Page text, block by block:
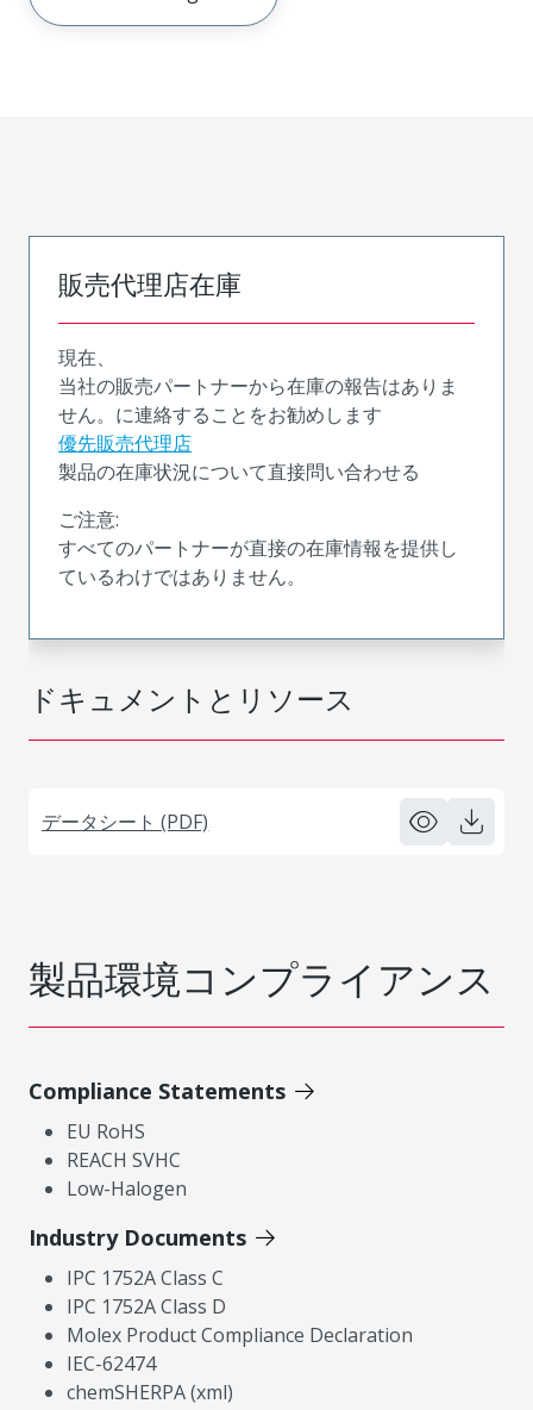
ドキュメントとリソース
データシート (PDF)
販売代理店在庫
現在、
当社の販売パートナーから在庫の報告はありま
せん。に連絡することをお勧めします
優先販売代理店
製品の在庫状況について直接問い合わせる
ご注意:
すべてのパートナーが直接の在庫情報を提供し
ているわけではありません。
製品環境コンプライアンス
Compliance Statements
EU RoHS
REACH SVHC
Low-Halogen
Industry Documents
IPC 1752A Class C
IPC 1752A Class D
Molex Product Compliance Declaration
IEC-62474
chemSHERPA (xml)